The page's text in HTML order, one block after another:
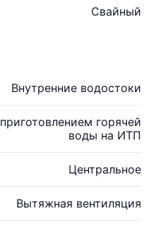
Свайный
Внутренние водостоки
горячей
воды на ИТП
Центральное
Вытяжная вентиляция